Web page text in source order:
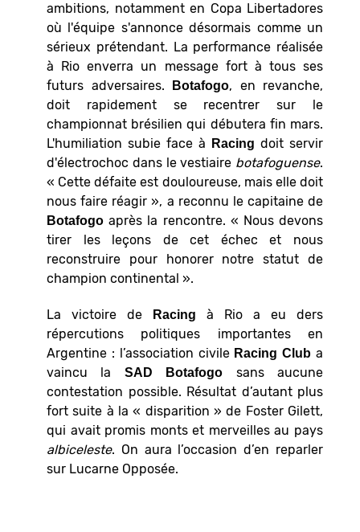
ambitions, notamment en Copa Libertadores
où l'équipe s'annonce désormais comme un
sérieux prétendant. La performance réalisée
à Rio enverra un message fort à tous ses
futurs adversaires.
Botafogo, en revanche,
doit rapidement se recentrer sur le
championnat brésilien qui débutera fin mars.
L'humiliation subie face à
Racing doit servir
d'électrochoc dans le vestiaire botafoguense.
« Cette défaite est douloureuse, mais elle doit
nous faire réagir », a reconnu le capitaine de
Botafogo après la rencontre. « Nous devons
tirer les leçons de cet échec et nous
reconstruire pour honorer notre statut de
champion continental ».
La victoire de Racing
à Rio a eu ders
répercutions politiques importantes en
Argentine : l’association civile Racing Cluba
vaincu la SAD Botafogo sans aucune
contestation possible. Résultat d’autant plus
fort suite à la « disparition » de Foster Gilett,
qui avait promis monts et merveilles au pays
albiceleste. On aura l’occasion d’en reparler
sur Lucarne Opposée.